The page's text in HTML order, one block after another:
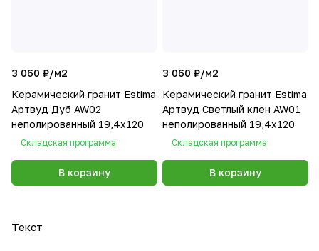
3 060 ₽/м2
Керамический гранит Estima
Артвуд Дуб AW02
неполированный 19,4x120
Складская программа
В корзину
3 060 ₽/м2
Керамический гранит Estima
Артвуд Светлый клен AW01
неполированный 19,4x120
Складская программа
В корзину
Текст